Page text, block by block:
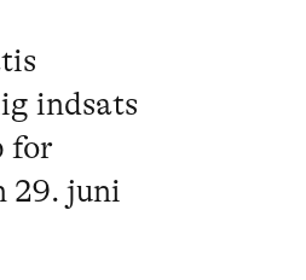
indsats
for
29. juni